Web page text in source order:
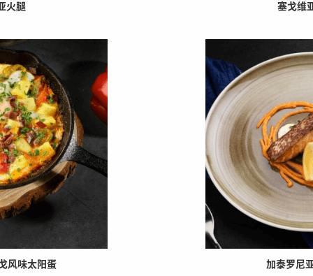
利亚火腿 塞戈维亚烤
明戈风味太阳蛋 加泰罗尼亚三